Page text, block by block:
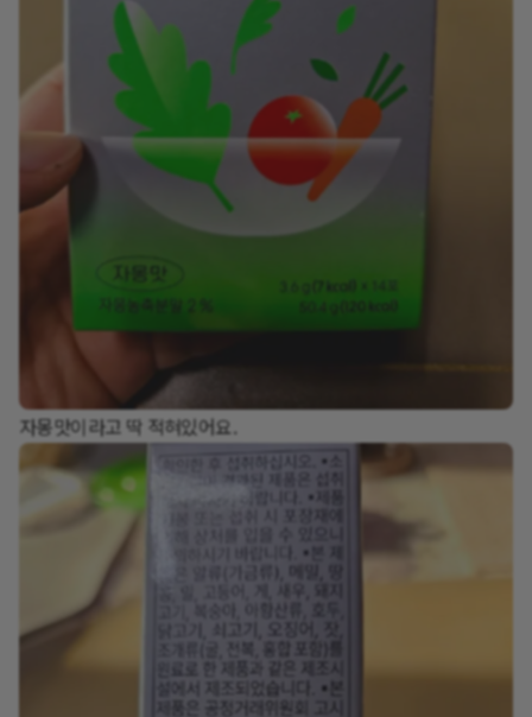
자몽맛이라고 딱 적혀있어요.